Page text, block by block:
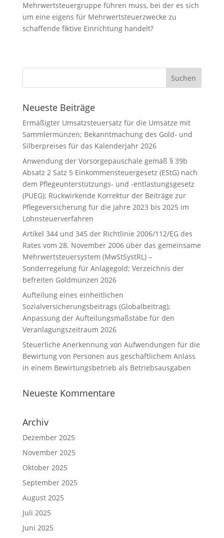
Mehrwertsteuergruppe führen muss, bei der es sich
um eine eigens für Mehrwertsteuerzwecke zu
schaffende fiktive Einrichtung handelt?
Neueste Beiträge
Ermäßigter Umsatzsteuersatz für die Umsätze mit
Sammlermünzen; Bekanntmachung des Gold- und
Silberpreises für das Kalenderjahr 2026
Anwendung der Vorsorgepauschale gemäß § 39b
Absatz 2 Satz 5 Einkommensteuergesetz (EStG) nach
dem Pflegeunterstützungs- und -entlastungsgesetz
(PUEG); Rückwirkende Korrektur der Beiträge zur
Pflegeversicherung für die Jahre 2023 bis 2025 im
Lohnsteuerverfahren
Artikel 344 und 345 der Richtlinie 2006/112/EG des
Rates vom 28. November 2006 über das gemeinsame
Mehrwertsteuersystem (MwStSystRL) –
Sonderregelung für Anlagegold; Verzeichnis der
befreiten Goldmünzen 2026
Aufteilung eines einheitlichen
Sozialversicherungsbeitrags (Globalbeitrag);
Anpassung der Aufteilungsmaßstäbe für den
Veranlagungszeitraum 2026
Steuerliche Anerkennung von Aufwendungen für die
Bewirtung von Personen aus geschäftlichem Anlass
in einem Bewirtungsbetrieb als Betriebsausgaben
Neueste Kommentare
Archiv
Dezember 2025
November 2025
Oktober 2025
September 2025
August 2025
Juli 2025
Juni 2025